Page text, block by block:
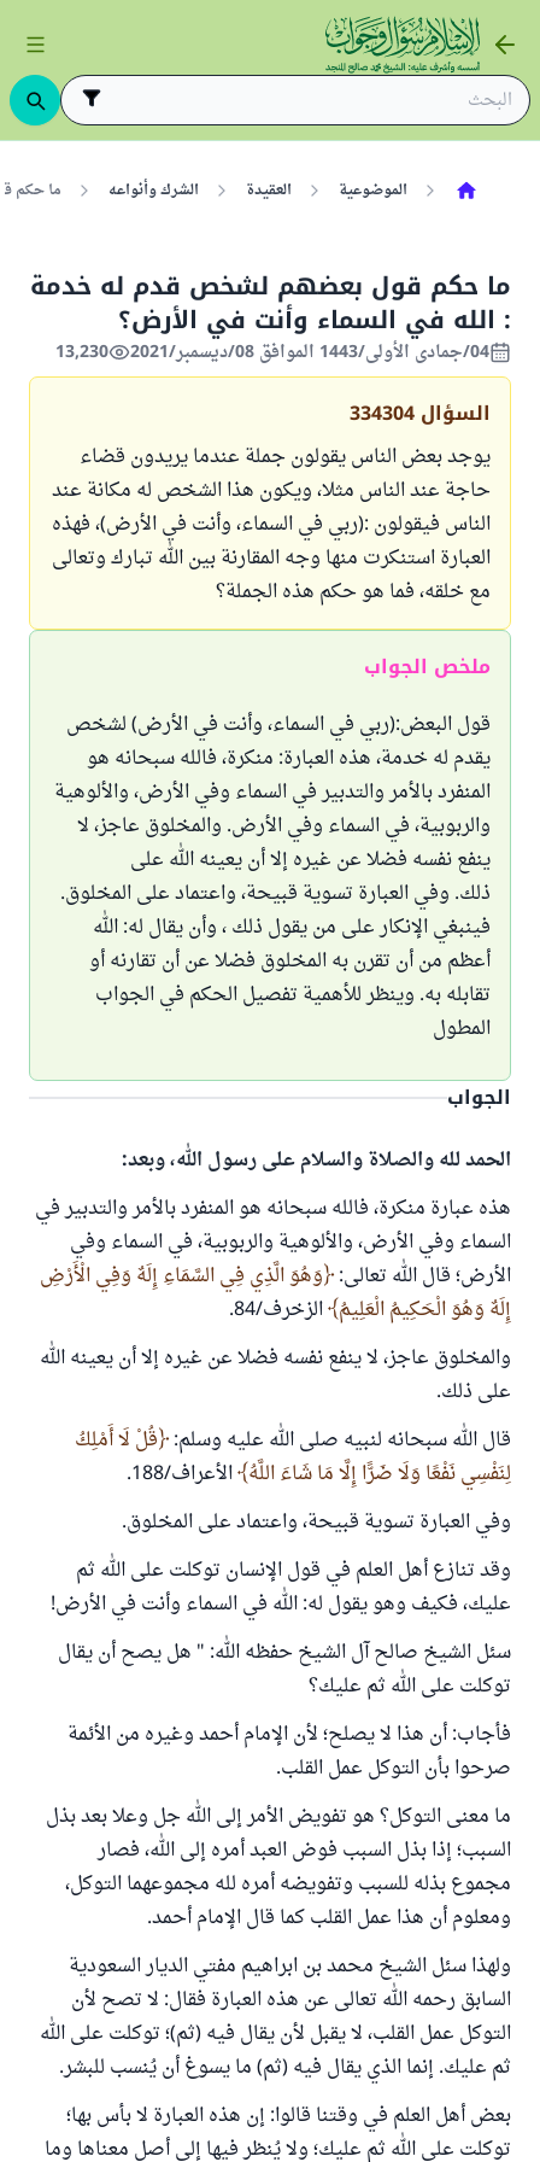
الموضوعية العقيدة الشرك وأنواعه ما حكم
ما حكم قول بعضهم لشخص قدم له خدمة
: الله في السماء وأنت في الأرض؟
04/جمادى الأولى/1443 الموافق 08/ديسمبر/2021 13,230
السؤال 334304
يوجد بعض الناس يقولون جملة عندما يريدون قضاء
حاجة عند الناس مثلا، ويكون هذا الشخص له مكانة عند
الناس فيقولون :(ربي في السماء، وأنت في الأرض)، فهذه
العبارة استنكرت منها وجه المقارنة بين الله تبارك وتعالى
مع خلقه، فما هو حكم هذه الجملة؟
ملخص الجواب
قول البعض:(ربي في السماء، وأنت في الأرض) لشخص
يقدم له خدمة، هذه العبارة: منكرة، فالله سبحانه هو
المنفرد بالأمر والتدبير في السماء وفي الأرض، والألوهية
والربوبية، في السماء وفي الأرض. والمخلوق عاجز، لا
ينفع نفسه فضلا عن غيره إلا أن يعينه الله على
ذلك. وفي العبارة تسوية قبيحة، واعتماد على المخلوق.
فينبغي الإنكار على من يقول ذلك ، وأن يقال له: الله
أعظم من أن تقرن به المخلوق فضلا عن أن تقارنه أو
تقابله به. وينظر للأهمية تفصيل الحكم في الجواب
المطول
الجواب
الحمد لله والصلاة والسلام على رسول الله، وبعد:
هذه عبارة منكرة، فالله سبحانه هو المنفرد بالأمر والتدبير في
السماء وفي الأرض، والألوهية والربوبية، في السماء وفي
الأرض؛ قال الله تعالى: وَهُوَ الَّذِي فِي السَّمَاءِ إِلَهٌ وَفِي الْأَرْضِ
إِلَهٌ وَهُوَ الْحَكِيمُ الْعَلِيمُ الزخرف/84.
والمخلوق عاجز، لا ينفع نفسه فضلا عن غيره إلا أن يعينه الله
على ذلك.
قال الله سبحانه لنبيه صلى الله عليه وسلم: قُلْ لَا أَمْلِكُ
لِنَفْسِي نَفْعًا وَلَا ضَرًّا إِلَّا مَا شَاءَ اللَّهُ الأعراف/188.
وفي العبارة تسوية قبيحة، واعتماد على المخلوق.
وقد تنازع أهل العلم في قول الإنسان توكلت على الله ثم
عليك، فكيف وهو يقول له: الله في السماء وأنت في الأرض!
سئل الشيخ صالح آل الشيخ حفظه الله: " هل يصح أن يقال
توكلت على الله ثم عليك؟
فأجاب: أن هذا لا يصلح؛ لأن الإمام أحمد وغيره من الأئمة
صرحوا بأن التوكل عمل القلب.
ما معنى التوكل؟ هو تفويض الأمر إلى الله جل وعلا بعد بذل
السبب؛ إذا بذل السبب فوض العبد أمره إلى الله، فصار
مجموع بذله للسبب وتفويضه أمره لله مجموعهما التوكل،
ومعلوم أن هذا عمل القلب كما قال الإمام أحمد.
ولهذا سئل الشيخ محمد بن ابراهيم مفتي الديار السعودية
السابق رحمه الله تعالى عن هذه العبارة فقال: لا تصح لأن
التوكل عمل القلب، لا يقبل لأن يقال فيه (ثم)؛ توكلت على الله
ثم عليك. إنما الذي يقال فيه (ثم) ما يسوغ أن يُنسب للبشر.
بعض أهل العلم في وقتنا قالوا: إن هذه العبارة لا بأس بها؛
توكلت على الله ثم عليك؛ ولا يُنظر فيها إلى أصل معناها وما